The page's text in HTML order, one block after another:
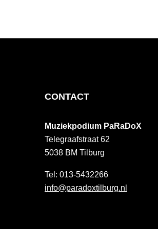
FOOTERCONTACT
Muziekpodium PaRaDoX
Telegraafstraat 62
5038 BM Tilburg
013-5432266
info@paradoxtilburg.nl